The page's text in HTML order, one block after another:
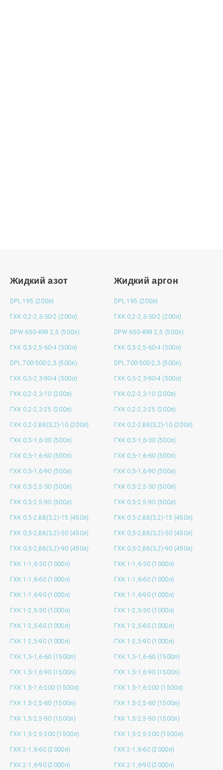
Жидкий азот
DPL 195 (200л)
ГХК 0,2-2,3-30-2 (200л)
DPW 650-499 2,5 (500л)
ГХК 0,5-2,5-60-4 (500л)
DPL 700-500-2,3 (500л)
ГХК 0,5-2,3-90-4 (500л)
ГХК 0,2-2,3-10 (200л)
ГХК 0,2-2,3-25 (200л)
ГХК 0,2-2,88(3,2)-10 (200л)
ГХК 0,5-1,6-30 (500л)
ГХК 0,5-1,6-60 (500л)
ГХК 0,5-1,6-90 (500л)
ГХК 0,5-2,5-30 (500л)
ГХК 0,5-2,5-90 (500л)
ГХК 0,5-2,88(3,2)-15 (450л)
ГХК 0,5-2,88(3,2)-50 (450л)
ГХК 0,5-2,88(3,2)-90 (450л)
ГХК 1-1,6-30 (1000л)
ГХК 1-1,6-60 (1000л)
ГХК 1-1,6-90 (1000л)
ГХК 1-2,5-30 (1000л)
ГХК 1-2,5-60 (1000л)
ГХК 1-2,5-90 (1000л)
ГХК 1,5-1,6-60 (1500л)
ГХК 1,5-1,6-90 (1500л)
ГХК 1,5-1,6-200 (1500л)
ГХК 1,5-2,5-60 (1500л)
ГХК 1,5-2,5-90 (1500л)
ГХК 1,5-2,5-200 (1500л)
ГХК 2-1,6-60 (2000л)
ГХК 2-1,6-90 (2000л)
Жидкий аргон
DPL 195 (200л)
ГХК 0,2-2,3-30-2 (200л)
DPW 650-499 2,5 (500л)
ГХК 0,5-2,5-60-4 (500л)
DPL 700-500-2,3 (500л)
ГХК 0,5-2,3-90-4 (500л)
ГХК 0,2-2,3-10 (200л)
ГХК 0,2-2,3-25 (200л)
ГХК 0,2-2,88(3,2)-10 (200л)
ГХК 0,5-1,6-30 (500л)
ГХК 0,5-1,6-60 (500л)
ГХК 0,5-1,6-90 (500л)
ГХК 0,5-2,5-30 (500л)
ГХК 0,5-2,5-90 (500л)
ГХК 0,5-2,88(3,2)-15 (450л)
ГХК 0,5-2,88(3,2)-50 (450л)
ГХК 0,5-2,88(3,2)-90 (450л)
ГХК 1-1,6-30 (1000л)
ГХК 1-1,6-60 (1000л)
ГХК 1-1,6-90 (1000л)
ГХК 1-2,5-30 (1000л)
ГХК 1-2,5-60 (1000л)
ГХК 1-2,5-90 (1000л)
ГХК 1,5-1,6-60 (1500л)
ГХК 1,5-1,6-90 (1500л)
ГХК 1,5-1,6-200 (1500л)
ГХК 1,5-2,5-60 (1500л)
ГХК 1,5-2,5-90 (1500л)
ГХК 1,5-2,5-200 (1500л)
ГХК 2-1,6-60 (2000л)
ГХК 2-1,6-90 (2000л)